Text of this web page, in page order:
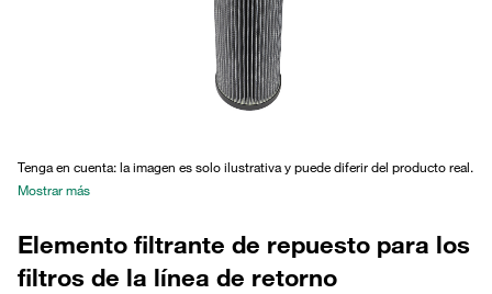
Tenga en cuenta: la imagen es solo ilustrativa y puede diferir del producto real.
Mostrar más
Elemento filtrante de repuesto para los
filtros de la línea de retorno